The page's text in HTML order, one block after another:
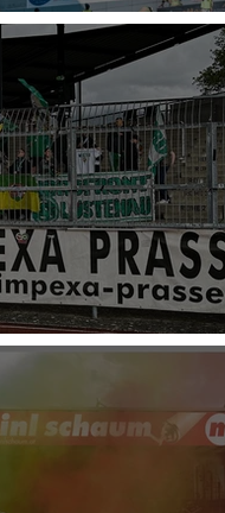
Austria Lustenau
Austria Lustenau